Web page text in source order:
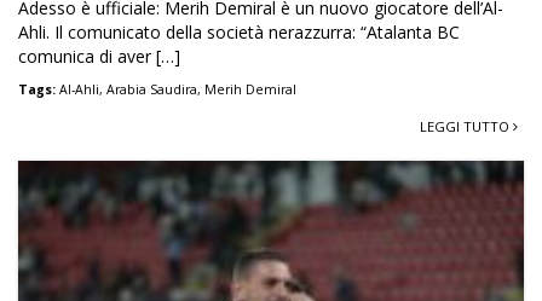
Adesso è ufficiale: Merih Demiral è un nuovo giocatore dell’Al-
Ahli. Il comunicato della società nerazzurra: “Atalanta BC
comunica di aver […]
Tags: Al-Ahli, Arabia Saudira, Merih Demiral
LEGGI TUTTO